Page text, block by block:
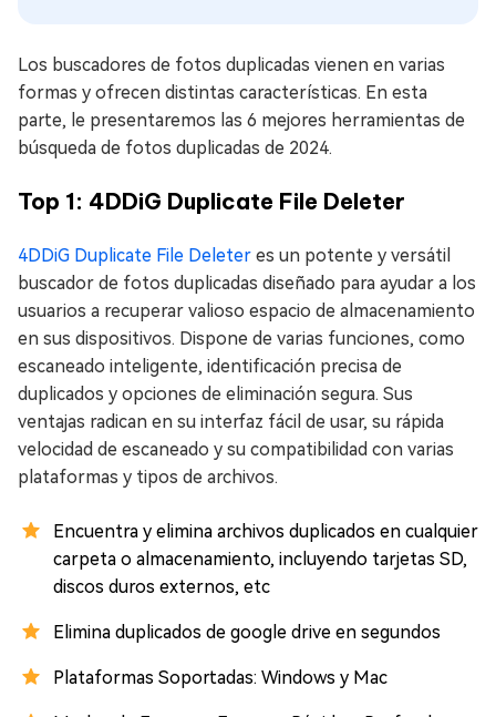
Los buscadores de fotos duplicadas vienen en varias
formas y ofrecen distintas características. En esta
parte, le presentaremos las 6 mejores herramientas de
búsqueda de fotos duplicadas de 2024.
Top 1: 4DDiG Duplicate File Deleter
4DDiG Duplicate File Deleter es un potente y versátil
buscador de fotos duplicadas diseñado para ayudar a los
usuarios a recuperar valioso espacio de almacenamiento
en sus dispositivos. Dispone de varias funciones, como
escaneado inteligente, identificación precisa de
duplicados y opciones de eliminación segura. Sus
ventajas radican en su interfaz fácil de usar, su rápida
velocidad de escaneado y su compatibilidad con varias
plataformas y tipos de archivos.
Encuentra y elimina archivos duplicados en cualquier
carpeta o almacenamiento, incluyendo tarjetas SD,
discos duros externos, etc
Elimina duplicados de google drive en segundos
Plataformas Soportadas: Windows y Mac